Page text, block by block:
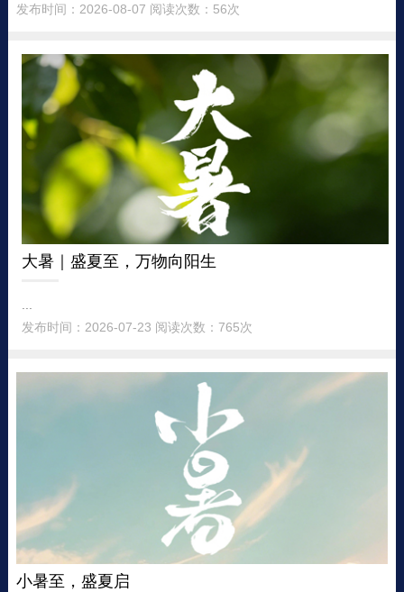
发布时间：2026-08-07 阅读次数：56次
大暑｜盛夏至，万物向阳生
发布时间：2026-07-23 阅读次数：765次
小暑至，盛夏启